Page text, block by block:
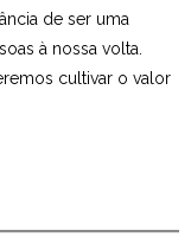
de ser uma
à nossa volta.
cultivar o valor